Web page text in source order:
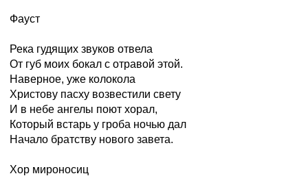
Фауст
Река гудящих звуков отвела
От губ моих бокал с отравой этой.
Наверное, уже колокола
Христову пасху возвестили свету
И в небе ангелы поют хорал,
Который встарь у гроба ночью дал
Начало братству нового завета.
Хор мироносиц